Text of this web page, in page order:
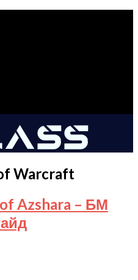
Warcraft
Azshara – БМ